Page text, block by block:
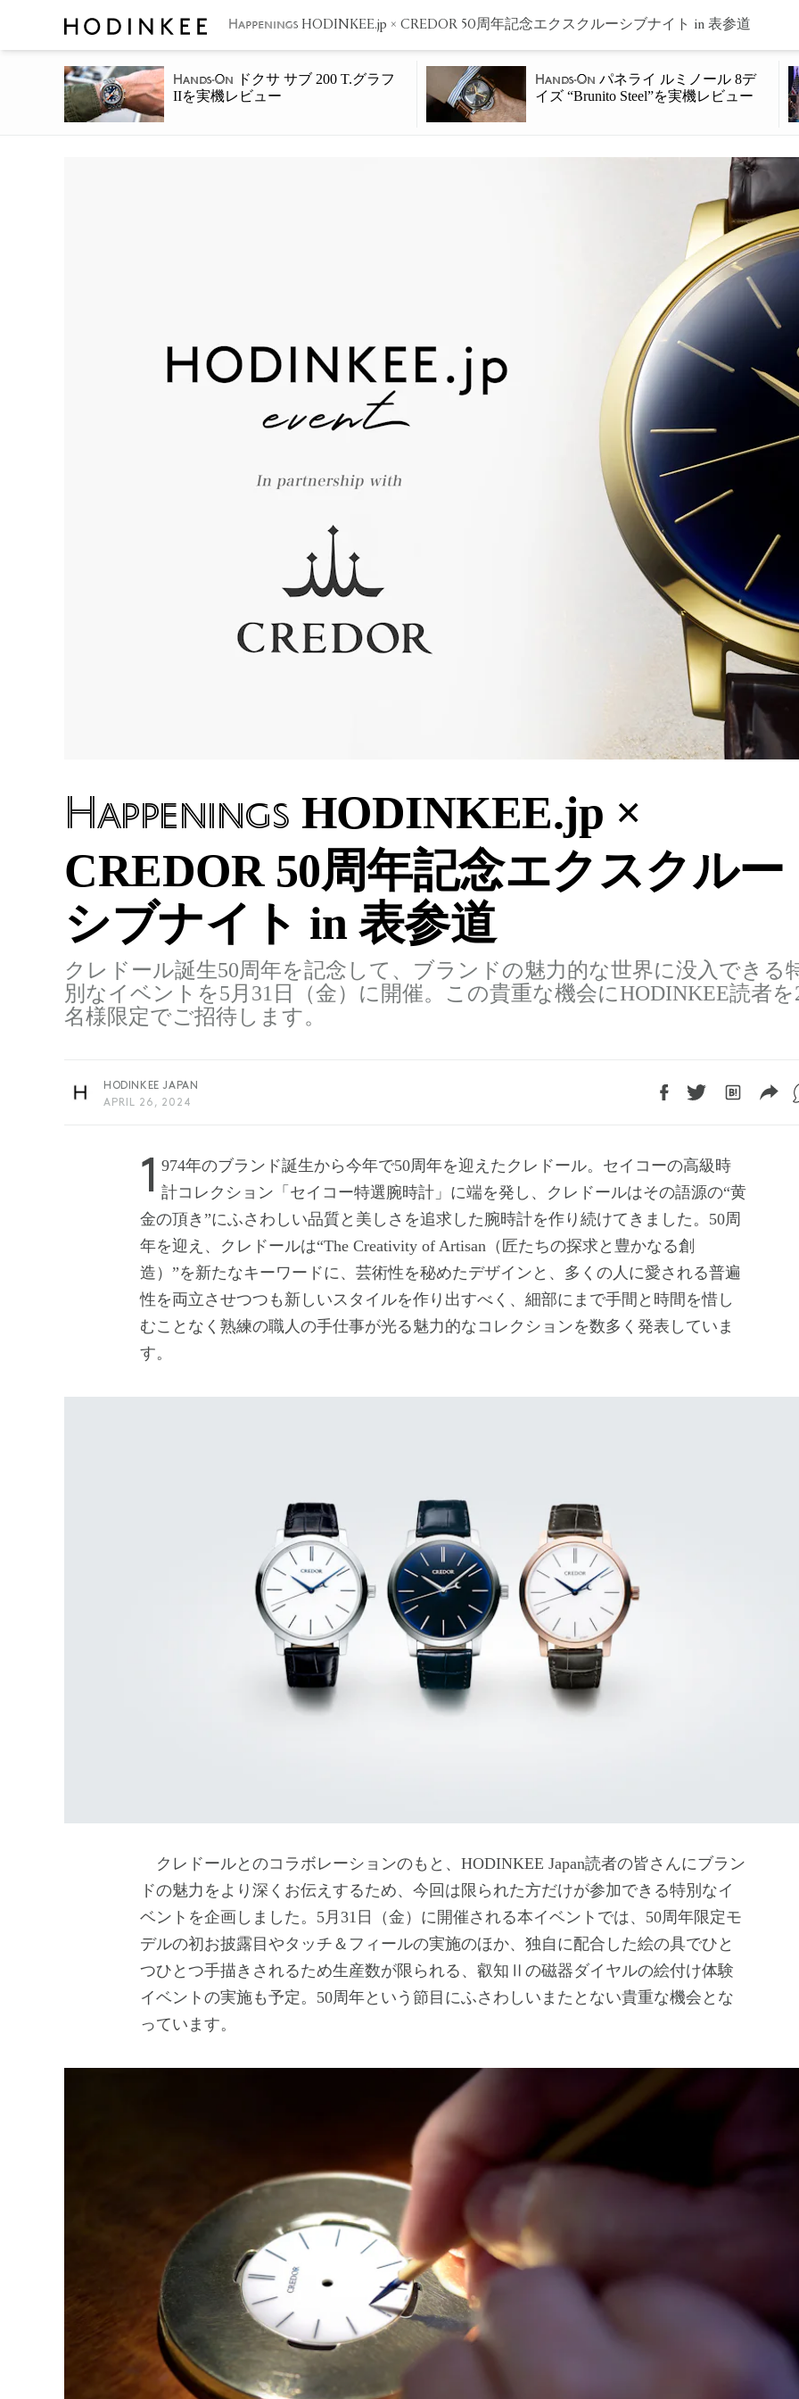
Happenings HODINKEE.jp × CREDOR 50周年記念エクスクルーシブナイト in 表参道
Hands-On
ドクサ サブ 200 T.グラフ
IIを実機レビュー
Hands-On パネライ ルミノール 8デ
イズ “Brunito Steel”を実機レビュー
Happenings HODINKEE.jp ×
CREDOR 50周年記念エクスクルー
シブナイト in 表参道
クレドール誕生50周年を記念して、ブランドの魅力的な世界に没入できる
別なイベントを5月31日（金）に開催。この貴重な機会にHODINKEE読者を
名様限定でご招待します。
HODINKEE JAPAN
APRIL 26, 2024
1974年のブランド誕生から今年で50周年を迎えたクレドール。セイコーの高級時 計コレクション「セイコー特選腕時計」に端を発し、クレドールはその語源の“黄
金の頂き”にふさわしい品質と美しさを追求した腕時計を作り続けてきました。50周
年を迎え、クレドールは“The Creativity of Artisan（匠たちの探求と豊かなる創
造）”を新たなキーワードに、芸術性を秘めたデザインと、多くの人に愛される普遍
性を両立させつつも新しいスタイルを作り出すべく、細部にまで手間と時間を惜し
むことなく熟練の職人の手仕事が光る魅力的なコレクションを数多く発表していま
す。
クレドールとのコラボレーションのもと、HODINKEE Japan読者の皆さんにブラン
ドの魅力をより深くお伝えするため、今回は限られた方だけが参加できる特別なイ
ベントを企画しました。5月31日（金）に開催される本イベントでは、50周年限定モ
デルの初お披露目やタッチ＆フィールの実施のほか、独自に配合した絵の具でひと
つひとつ手描きされるため生産数が限られる、叡知Ⅱの磁器ダイヤルの絵付け体験
イベントの実施も予定。50周年という節目にふさわしいまたとない貴重な機会とな
っています。